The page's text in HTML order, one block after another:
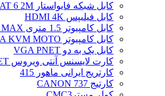
کابل شبکه فایواستار FIVE STAR CAT 6 2M
کابل فیلیپس HDMI 4K
کابل کامپیوتر 1.5 متری TR MAX
کابل کامپیوتر M1.5 HDMI VGA KVM MOTO
کابل یک به دو VGA PNET
کارت لایسنس آنتی ویروس ESET
کارتریج ایرانی ماهور 415
کارتیج 737 CANON